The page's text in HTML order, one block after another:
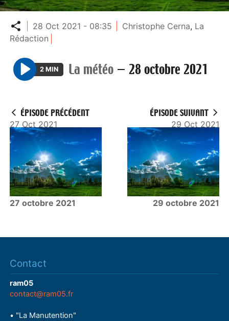
Partager
28 Oct 2021 - 08:35 Christophe Cerna, La
Rédaction
P
y
2 MIN La météo — 28 octobre 2021
ÉPISODE PRÉCÉDENT
27 Oct 2021
27 octobre 2021
ÉPISODE SUIVANT
29 Oct 2021
29 octobre 2021
Contact
ram05
contact@ram05.fr
• "La Manutention"